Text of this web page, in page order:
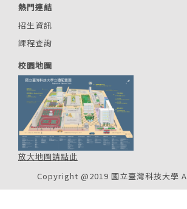
熱門連結
招生資訊
課程查詢
校園地圖
放大地圖請點此
Copyright @2019 國立臺灣科技大